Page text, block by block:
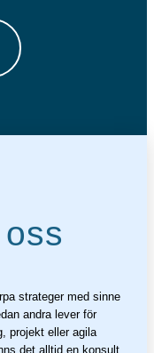
strateger med sinne
andra lever för
projekt eller agila
det alltid en konsult